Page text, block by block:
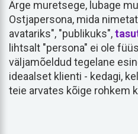
Ärge muretsege, lubage mul
Ostjapersona, mida
avatariks", "publikuks",
lihtsalt "persona" ei ole
väljamõeldud tegelane
ideaalset klienti - kedagi,
teie arvates kõige rohkem